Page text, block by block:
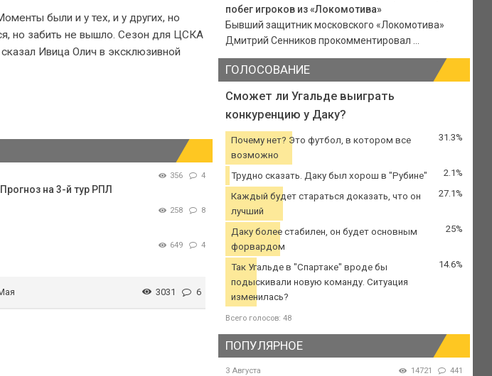
были и у тех, и у других, но
но забить не вышло. Сезон для ЦСКА
Ивица Олич в эксклюзивной
356 4
на 3-й тур РПЛ
258 8
649 4
3031 6
побег игроков из «Локомотива»
Бывший защитник московского «Локомотива»
Дмитрий Сенников прокомментировал ...
ГОЛОСОВАНИЕ
Сможет ли Угальде выиграть
конкуренцию у Даку?
Почему нет? Это футбол, в котором все
возможно
31.3%
Трудно сказать. Даку был хорош в "Рубине" 2.1%
Каждый будет стараться доказать, что он
лучший
27.1%
Даку более стабилен, он будет основным
форвардом
25%
Так Угальде в "Спартаке" вроде бы
подыскивали новую команду. Ситуация
изменилась?
14.6%
Всего голосов: 48
ПОПУЛЯРНОЕ
3 Августа 14721 441